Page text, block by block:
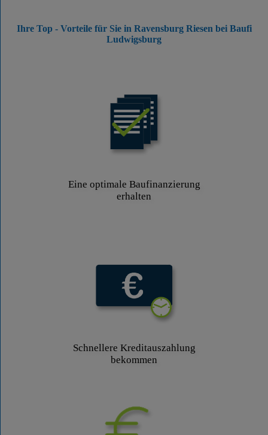
Ihre Top - Vorteile für Sie in Ravensburg Riesen bei Baufi
Ludwigsburg
Eine optimale Baufinanzierung
erhalten
Schnellere Kreditauszahlung
bekommen